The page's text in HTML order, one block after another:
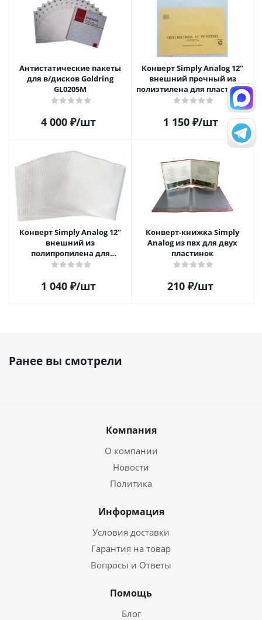
Антистатические пакеты
для в/дисков Goldring
GL0205M
4 000₽/шт
Конверт Simply Analog 12"
внешний прочный из
полиэтилена для пластинок
(25шт)
1 150₽/шт
Конверт Simply Analog 12"
внешний из
полипропилена для
пластинок (25шт)
1 040₽/шт
Конверт-книжка Simply
Analog из пвх для двух
пластинок
210 ₽/шт
Ранее вы смотрели
Компания
О компании
Новости
Политика
Информация
Условия доставки
Гарантия на товар
Вопросы и Ответы
Помощь
Блог